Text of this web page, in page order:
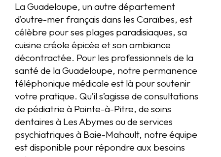
La Guadeloupe, un autre département
d’outre-mer français dans les Caraïbes, est
célèbre pour ses plages paradisiaques, sa
cuisine créole épicée et son ambiance
décontractée. Pour les professionnels de la
santé de la Guadeloupe, notre permanence
téléphonique médicale est là pour soutenir
votre pratique. Qu’il s’agisse de consultations
de pédiatrie à Pointe-à-Pitre, de soins
dentaires à Les Abymes ou de services
psychiatriques à Baie-Mahault, notre équipe
est disponible pour répondre aux besoins